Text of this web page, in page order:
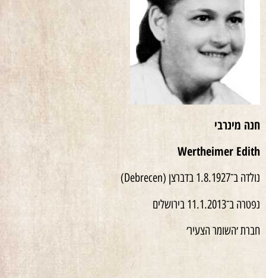
חנה מינרבי
Wertheimer Edith
נולדה ב־1.8.1927 בדברצן (Debrecen)
נפטרה ב־11.1.2013 בירושלים
חברת ׳השומר הצעיר׳